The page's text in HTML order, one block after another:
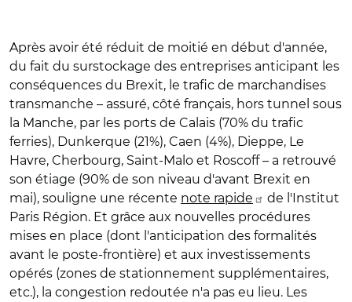
Après avoir été réduit de moitié en début d'année,
du fait du surstockage des entreprises anticipant les
conséquences du Brexit, le trafic de marchandises
transmanche – assuré, côté français, hors tunnel sous
la Manche, par les ports de Calais (70% du trafic
ferries), Dunkerque (21%), Caen (4%), Dieppe, Le
Havre, Cherbourg, Saint-Malo et Roscoff – a retrouvé
son étiage (90% de son niveau d'avant Brexit en
mai), souligne une récente note rapide
de l'Institut
Paris Région. Et grâce aux nouvelles procédures
mises en place (dont l'anticipation des formalités
avant le poste-frontière) et aux investissements
opérés (zones de stationnement supplémentaires,
etc.), la congestion redoutée n'a pas eu lieu. Les